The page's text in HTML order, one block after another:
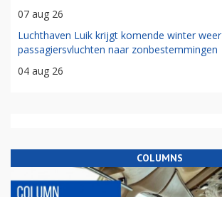
07 aug 26
Luchthaven Luik krijgt komende winter weer
passagiersvluchten naar zonbestemmingen
04 aug 26
COLUMNS